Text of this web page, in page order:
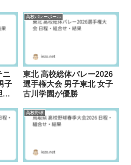
ニ
子
沢
高校バレーボール
東北 高校総体バレー2026
選手権大会 男子東北 女子
古川学園が優勝
高校野球